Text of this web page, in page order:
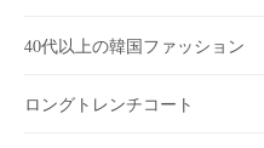
40代以上の韓国ファッション
ロングトレンチコート